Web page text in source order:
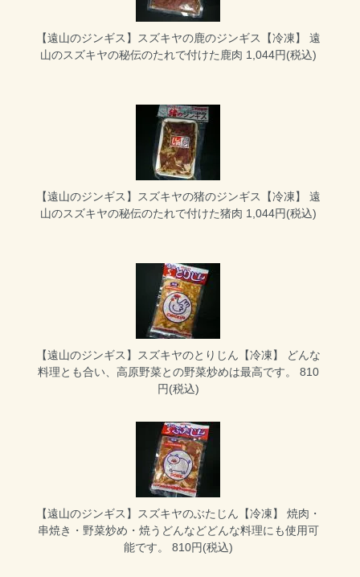
【遠山のジンギス】スズキヤの鹿のジンギス【冷凍】
遠
山のスズキヤの秘伝のたれで付けた鹿肉 1,044円(税込)
【遠山のジンギス】スズキヤの猪のジンギス【冷凍】
遠
山のスズキヤの秘伝のたれで付けた猪肉 1,044円(税込)
【遠山のジンギス】スズキヤのとりじん【冷凍】
どんな
料理とも合い、高原野菜との野菜炒めは最高です。 810
円(税込)
【遠山のジンギス】スズキヤのぶたじん【冷凍】
焼肉・
串焼き・野菜炒め・焼うどんなどどんな料理にも使用可
能です。 810円(税込)